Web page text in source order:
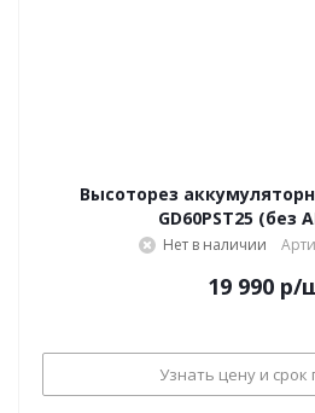
Высоторез
GD60PST25 (без
Нет в наличии
19 990 р/
Узнать цену и срок